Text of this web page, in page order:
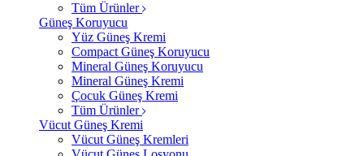
Tüm Ürünler
Güneş Koruyucu
Yüz Güneş Kremi
Compact Güneş Koruyucu
Mineral Güneş Koruyucu
Mineral Güneş Kremi
Çocuk Güneş Kremi
Tüm Ürünler
Vücut Güneş Kremi
Vücut Güneş Kremleri